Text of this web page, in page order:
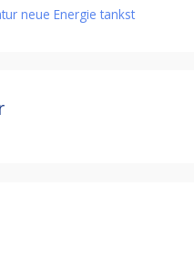
neue Energie tankst